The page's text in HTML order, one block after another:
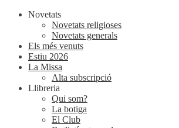
Novetats
Novetats religioses
Novetats generals
Els més venuts
Estiu 2026
La Missa
Alta subscripció
Llibreria
Qui som?
La botiga
El Club